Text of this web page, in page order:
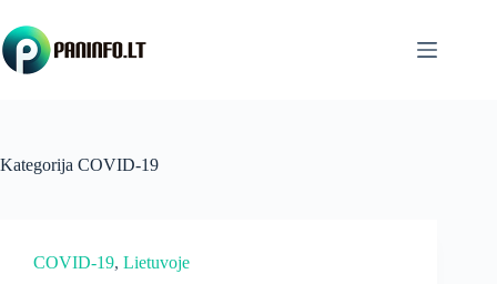
to
content
Kategorija COVID-19
COVID-19, Lietuvoje